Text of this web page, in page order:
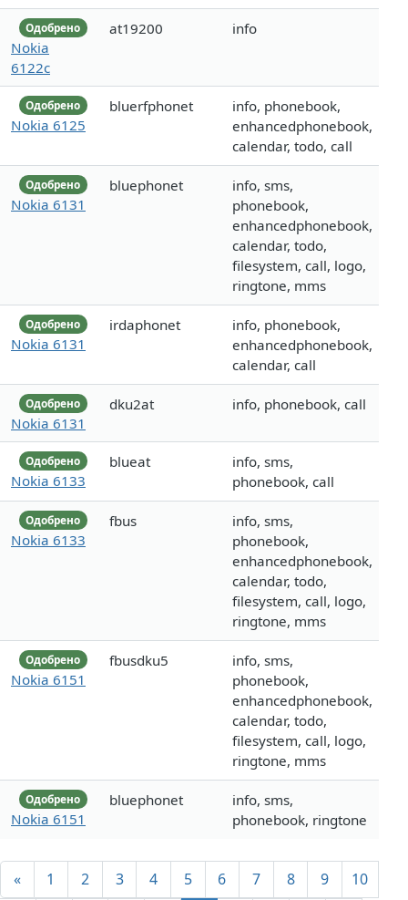
Одобрено
Nokia
6122c
at19200 info
Одобрено
Nokia 6125
bluerfphonet
info, phonebook,
enhancedphonebook,
calendar, todo, call
Одобрено
Nokia 6131
bluephonet
info, sms,
phonebook,
enhancedphonebook,
calendar, todo,
filesystem, call, logo,
ringtone, mms
Одобрено
Nokia 6131
irdaphonet
info, phonebook,
enhancedphonebook,
calendar, call
Одобрено
Nokia 6131
dku2at info, phonebook, call
Одобрено
Nokia 6133
blueat
info, sms,
phonebook, call
Одобрено
Nokia 6133
fbus
info, sms,
phonebook,
enhancedphonebook,
calendar, todo,
filesystem, call, logo,
ringtone, mms
Одобрено
Nokia 6151
fbusdku5
info, sms,
phonebook,
enhancedphonebook,
calendar, todo,
filesystem, call, logo,
ringtone, mms
Одобрено
Nokia 6151
bluephonet
info, sms,
phonebook, ringtone
« 1 2 3 4 5 6 7 8 9
10